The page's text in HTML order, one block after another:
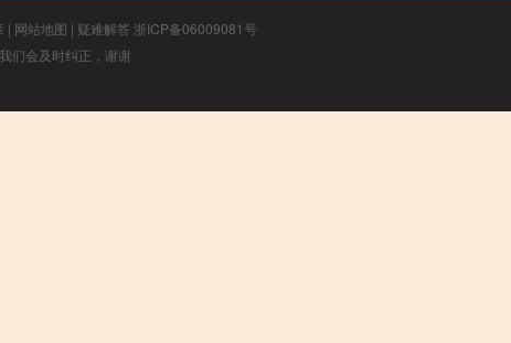
| 网站地图 | 疑难解答 浙ICP备06009081号
们会及时纠正，谢谢